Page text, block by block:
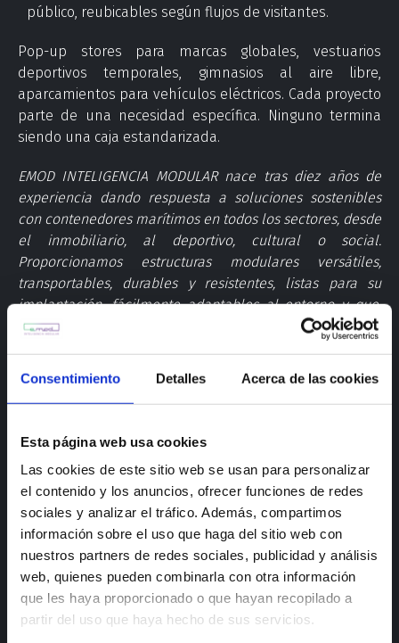
Consentimiento Detalles Acerca de las cookies
Esta página web usa cookies
Las cookies de este sitio web se usan para personalizar
el contenido y los anuncios, ofrecer funciones de redes
sociales y analizar el tráfico. Además, compartimos
información sobre el uso que haga del sitio web con
nuestros partners de redes sociales, publicidad y análisis
web, quienes pueden combinarla con otra información
que les haya proporcionado o que hayan recopilado a
partir del uso que haya hecho de sus servicios.
público, reubicables según flujos de visitantes.
Pop-up stores para marcas globales, vestuarios
deportivos temporales, gimnasios al aire libre,
aparcamientos para vehículos eléctricos. Cada proyecto
parte de una necesidad específica. Ninguno termina
siendo una caja estandarizada.
EMOD INTELIGENCIA MODULAR nace tras diez años de
experiencia dando respuesta a soluciones sostenibles
con contenedores marítimos en todos los sectores, desde
el inmobiliario, al deportivo, cultural o social.
Proporcionamos estructuras modulares versátiles,
transportables, durables y resistentes, listas para su
implantación, fácilmente adaptables al entorno y que,
cuando cumplan su función, pueden reutilizarse y ser
Creamos espacios únicos para campañas itinerantes,
‘roadshows’ para grandes marcas, espacios efímeros,
eléctricos para ayuntamientos.
Convertimos tus ideas en realidad.
espaciosmodulares
COMPARTIR